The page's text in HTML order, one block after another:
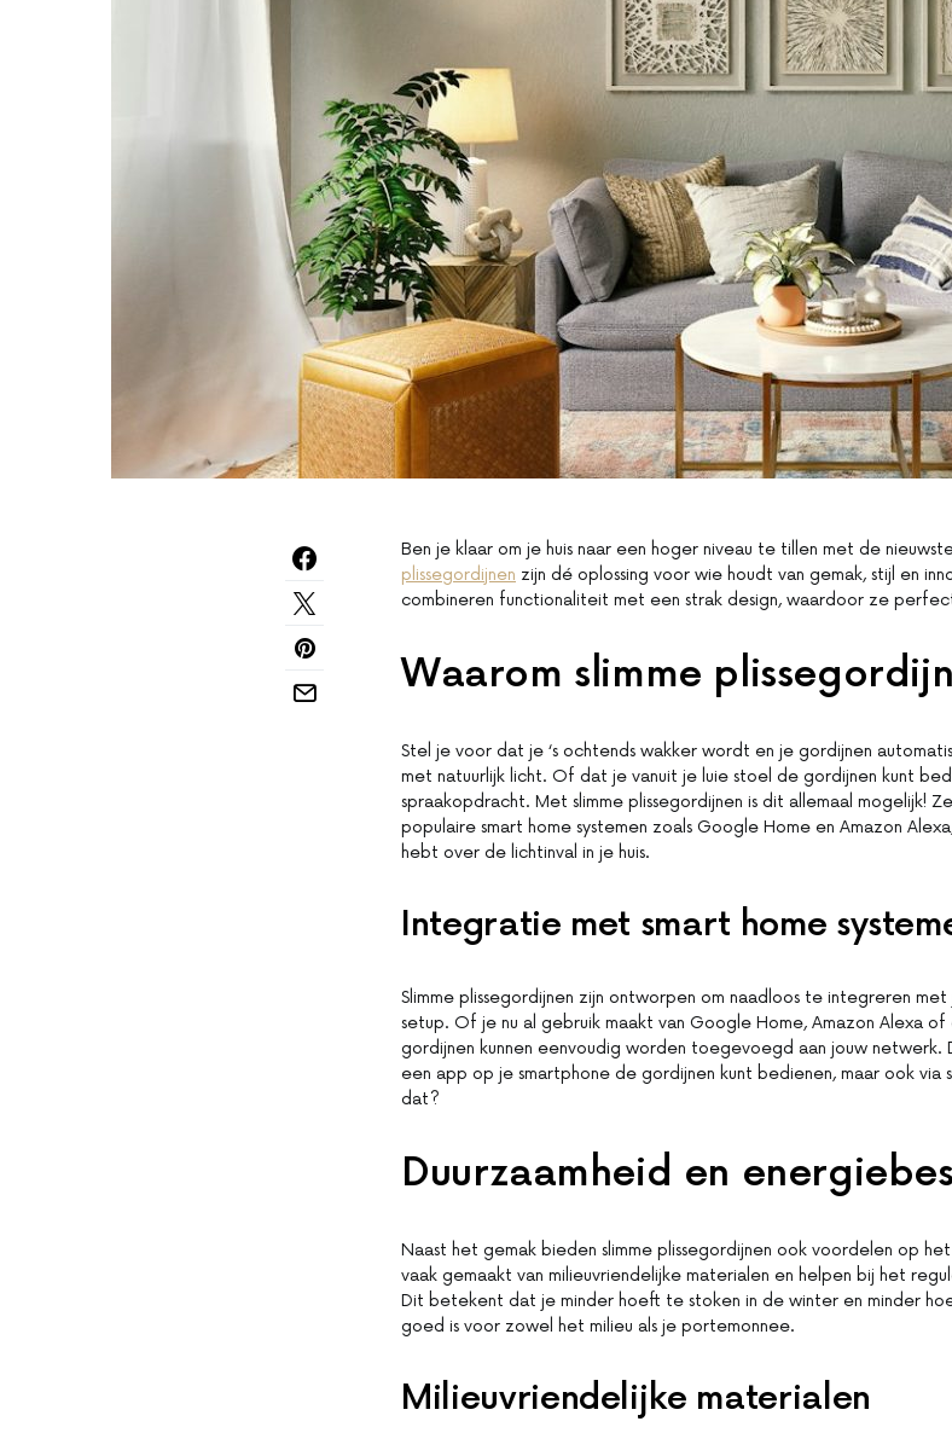
Ben je klaar om je huis naar een hoger niveau te tillen met de
plissegordijnen zijn dé oplossing voor wie houdt van gemak, stijl en
combineren functionaliteit met een strak design, waardoor ze
Waarom slimme
Stel je voor dat je ‘s ochtends wakker wordt en je gordijnen
met natuurlijk licht. Of dat je vanuit je luie stoel de gordijnen kunt
spraakopdracht. Met slimme plissegordijnen is dit allemaal mogelijk!
populaire smart home systemen zoals Google Home en Amazon
hebt over de lichtinval in je huis.
Integratie met smart home
Slimme plissegordijnen zijn ontworpen om naadloos te integreren
setup. Of je nu al gebruik maakt van Google Home, Amazon Alexa
gordijnen kunnen eenvoudig worden toegevoegd aan jouw
een app op je smartphone de gordijnen kunt bedienen, maar ook via
dat?
Duurzaamheid en
Naast het gemak bieden slimme plissegordijnen ook voordelen op
vaak gemaakt van milieuvriendelijke materialen en helpen bij het
Dit betekent dat je minder hoeft te stoken in de winter en minder
goed is voor zowel het milieu als je portemonnee.
Milieuvriendelijke materialen